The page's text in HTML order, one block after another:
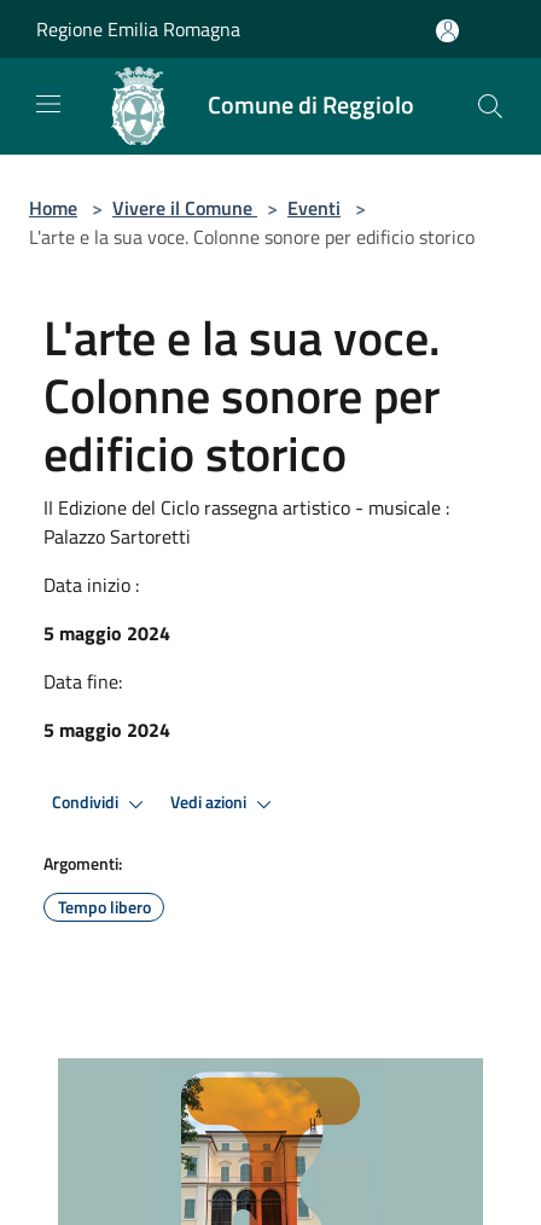
Regione Emilia Romagna
Comune di Reggiolo
Home > Vivere il Comune > Eventi >
L'arte e la sua voce. Colonne sonore per edificio storico
L'arte e la sua voce.
Colonne sonore per
edificio storico
II Edizione del Ciclo rassegna artistico - musicale :
Palazzo Sartoretti
Data inizio :
5 maggio 2024
Data fine:
5 maggio 2024
Condividi Vedi azioni
Argomenti:
Tempo libero